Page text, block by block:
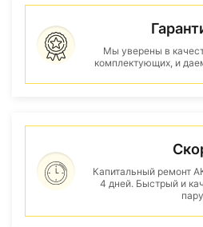
Мы уверены в
комплектующих, и
Капитальный ремонт
4 дней. Быстрый и